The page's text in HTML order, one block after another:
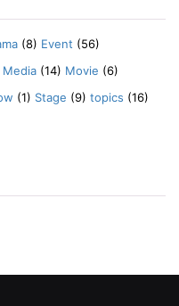
(8) Event (56)
Media (14) Movie (6)
(1) Stage (9) topics (16)